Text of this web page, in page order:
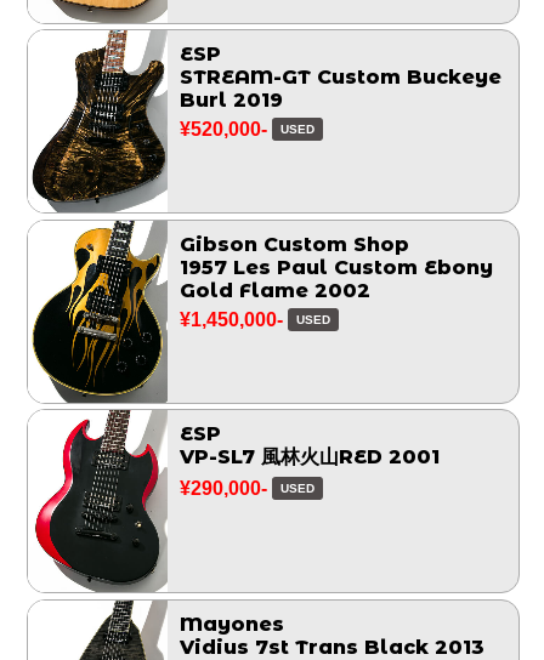
ESP
STREAM-GT Custom Buckeye
Burl 2019
¥520,000- USED
Gibson Custom Shop
1957 Les Paul Custom Ebony
Gold Flame 2002
¥1,450,000- USED
ESP
VP-SL7 風林火山RED 2001
¥290,000- USED
Mayones
Vidius 7st Trans Black 2013